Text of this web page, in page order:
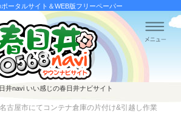
ータルサイト＆WEB版フリーペーパー
井naviいい感じの春日井ナビサイト
古屋市にてコンテナ倉庫の片付け&引越し作業